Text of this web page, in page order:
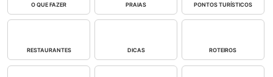
O QUE FAZER PRAIAS PONTOS TURÍSTICOS
RESTAURANTES DICAS ROTEIROS